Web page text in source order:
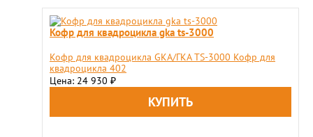
Кофр для квадроцикла gka ts-3000
Кофр для квадроцикла GKA/ГКА TS-3000 Кофр для
квадроцикла 402
Цена: 24 930 ₽